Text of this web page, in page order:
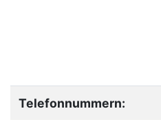
Telefonnummern: